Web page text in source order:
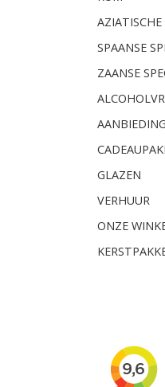
SPAANSE
ZAANSE
GLAZEN
VERHUUR
ONZE